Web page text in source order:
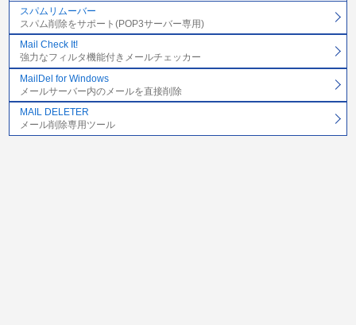
スパムリムーバー
スパム削除をサポート(POP3サーバー専用)
Mail Check It!
強力なフィルタ機能付きメールチェッカー
MailDel for Windows
メールサーバー内のメールを直接削除
MAIL DELETER
メール削除専用ツール